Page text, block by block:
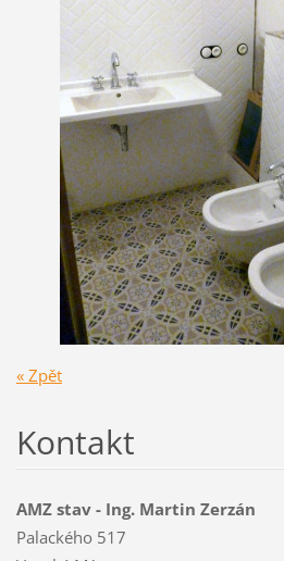
« Zpět
Kontakt
AMZ stav - Ing. Martin Zerzán
Palackého 517